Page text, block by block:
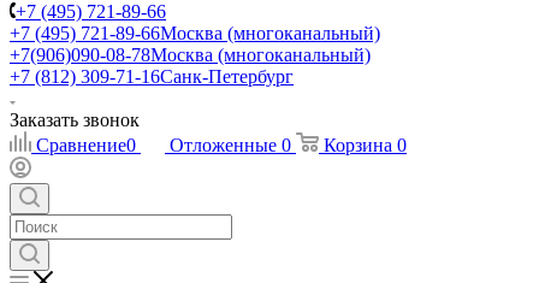
+7 (495) 721-89-66
+7 (495) 721-89-66Москва (многоканальный)
+7(906)090-08-78Москва (многоканальный)
+7 (812) 309-71-16Санк-Петербург
Заказать звонок
Сравнение0 Отложенные 0 Корзина 0